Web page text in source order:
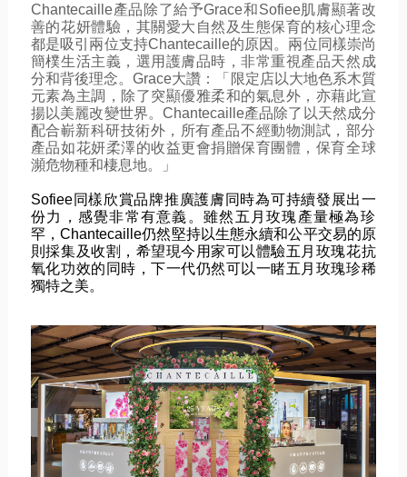
Chantecaille產品除了給予Grace和Sofiee肌膚顯著改
善的花妍體驗， 其關愛大自然及生態保育的核心理念
都是吸引兩位支持Chantecaille的原因。兩位同樣崇尚
簡樸生活主義，選用護膚品時，非常重視產品天然成
分和背後理念。Grace大讚：「 限定店以大地色系木質
元素為主調，除了突顯優雅柔和的氣息外， 亦藉此宣
揚以美麗改變世界。 Chantecaille產品除了以天然成分
配合嶄新科研技術外 ，所有產品不經動物測試， 部分
產品如花妍柔澤的收益更會捐贈保育團體， 保育全球
瀕危物種和棲息地。」
Sofiee同樣欣賞品牌推廣護膚同時為可持續發展出一
份力， 感覺非常有意義。雖然五月玫瑰產量極為珍
罕，Chantecaille仍然堅持以生態永續和公平交易的原
則採集及收割，希望現今用家可以體驗五月玫瑰花抗
氧化功效的同時，下一代仍然可以一睹五月玫瑰珍稀
獨特之美。